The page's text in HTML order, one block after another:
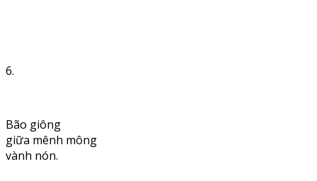
6.
Bão giông
giữa mênh mông
vành nón.